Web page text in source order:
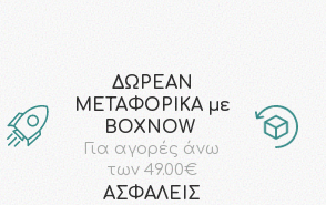
ΔΩΡΕΑΝ
ΜΕΤΑΦΟΡΙΚΑ με
ΒΟΧΝΟW
Για αγορές άνω
των 49.00€
AΣΦΑΛΕΙΣ